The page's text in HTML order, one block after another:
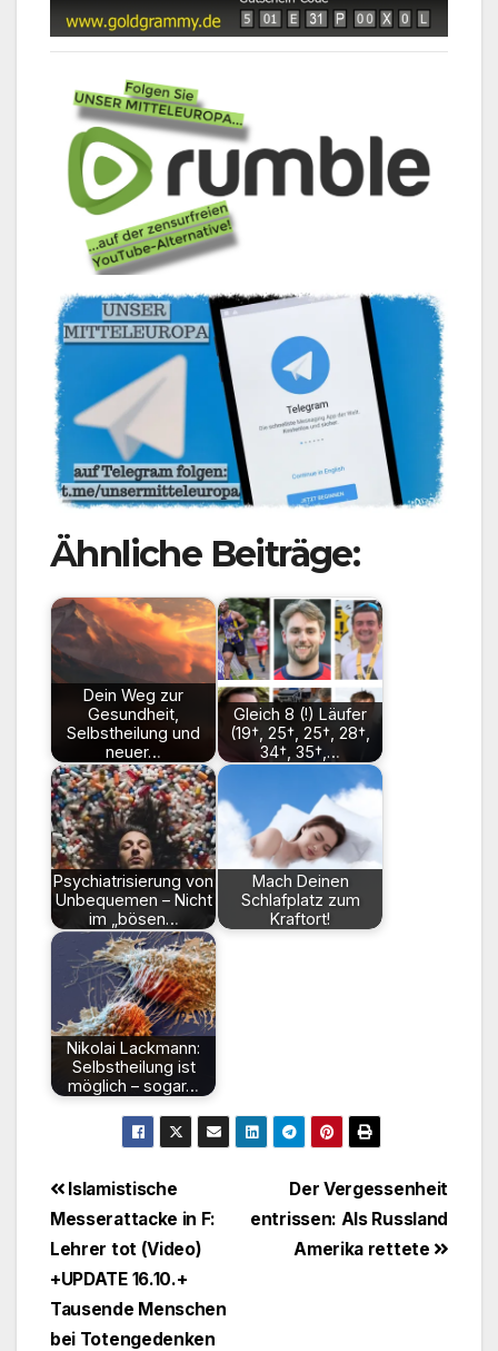
Ähnliche Beiträge:
Dein Weg zur
Gesundheit,
Selbstheilung und
neuer…
Gleich 8 (!) Läufer
(19†, 25†, 25†, 28†,
34†, 35†,…
Psychiatrisierung von
Unbequemen – Nicht
im „bösen…
Mach Deinen
Schlafplatz zum
Kraftort!
Nikolai Lackmann:
Selbstheilung ist
möglich – sogar…
BeitragsnavigationDer Vergessenheit
entrissen: Als Russland
Amerika rettete
Islamistische
Messerattacke in F:
Lehrer tot (Video)
+UPDATE 16.10.+
Tausende Menschen
bei Totengedenken